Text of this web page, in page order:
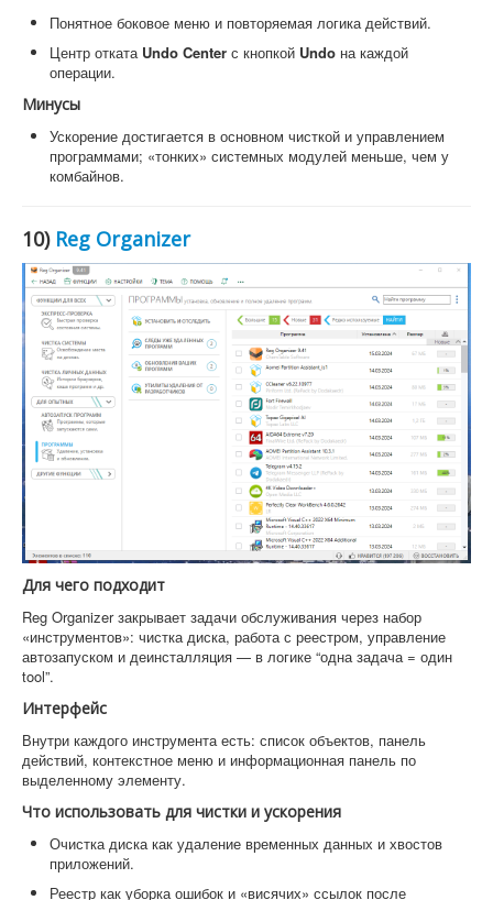
Понятное боковое меню и повторяемая логика действий.
Центр отката Undo Center с кнопкой Undo на каждой
операции.
Минусы
Ускорение достигается в основном чисткой и управлением
программами; «тонких» системных модулей меньше, чем у
комбайнов.
10) Reg Organizer
Для чего подходит
Reg Organizer закрывает задачи обслуживания через набор
«инструментов»: чистка диска, работа с реестром, управление
автозапуском и деинсталляция — в логике “одна задача = один
tool”.
Интерфейс
Внутри каждого инструмента есть: список объектов, панель
действий, контекстное меню и информационная панель по
выделенному элементу.
Что использовать для чистки и ускорения
Очистка диска как удаление временных данных и хвостов
приложений.
Реестр как уборка ошибок и «висячих» ссылок после